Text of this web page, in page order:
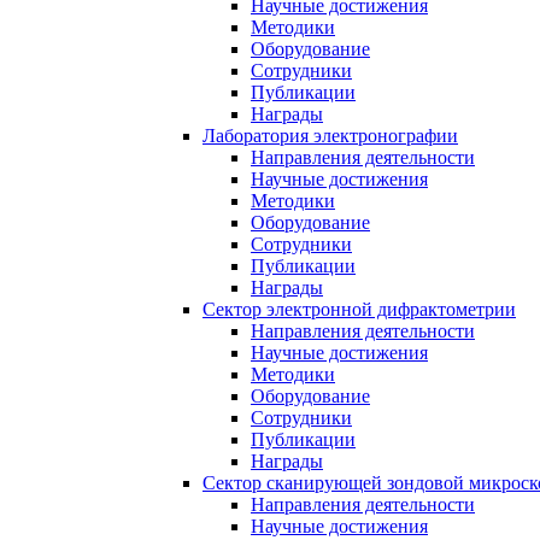
Научные достижения
Методики
Оборудование
Сотрудники
Публикации
Награды
Лаборатория электронографии
Направления деятельности
Научные достижения
Методики
Оборудование
Сотрудники
Публикации
Награды
Сектор электронной дифрактометрии
Направления деятельности
Научные достижения
Методики
Оборудование
Сотрудники
Публикации
Награды
Сектор сканирующей зондовой
Направления деятельности
Научные достижения